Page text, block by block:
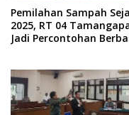
Pemilahan Sampah
2025, RT 04
Jadi Percontohan